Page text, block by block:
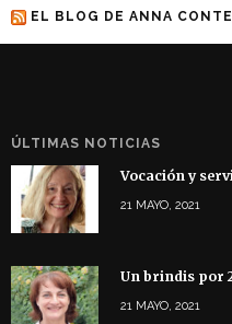
EL BLOG DE ANNA CONTE
ÚLTIMAS NOTICIAS
Vocación y
21 MAYO, 2021
Un brindis por
21 MAYO, 2021